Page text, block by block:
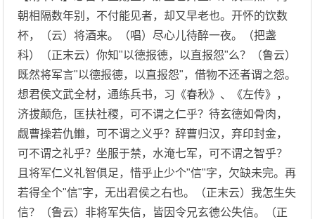
朝相隔数年别，不付能见者，却又早老也。开怀的饮数
杯，（云）将酒来。（唱）尽心儿待醉一夜。（把盏
科）（正末云）你知"以德报德，以直报怨"么？（鲁云）
既然将军言"以德报德，以直报怨"，借物不还者谓之怨。
想君侯文武全材，通练兵书，习《春秋》、《左传》，
济拔颠危，匡扶社稷，可不谓之仁乎？待玄德如骨肉，
觑曹操若仇雦，可不谓之义乎？辞曹归汉，弃印封金，
可不谓之礼乎？坐服于禁，水淹七军，可不谓之智乎？
且将军仁义礼智俱足，惜乎止少个"信"字，欠缺未完。再
若得全个"信"字，无出君侯之右也。（正末云）我怎生失
信？（鲁云）非将军失信，皆因令兄玄德公失信。（正